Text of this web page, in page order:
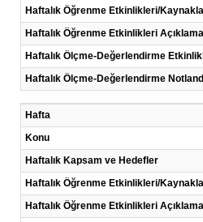
Haftalık Öğrenme Etkinlikleri/
Haftalık Öğrenme Etkinlikleri Açıklama
Haftalık Ölçme-Değerlendirme
Haftalık Ölçme-Değerlendirme
Hafta
Konu
Haftalık Kapsam ve Hedefler
Haftalık Öğrenme Etkinlikleri/
Haftalık Öğrenme Etkinlikleri Açıklama